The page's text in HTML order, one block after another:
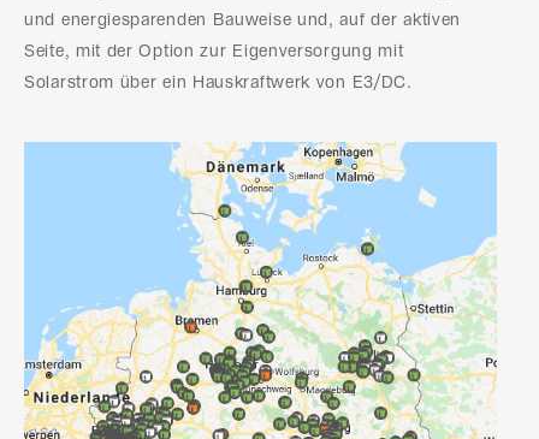
und energiesparenden Bauweise und, auf der aktiven
Seite, mit der Option zur Eigenversorgung mit
Solarstrom über ein Hauskraftwerk von E3/DC.